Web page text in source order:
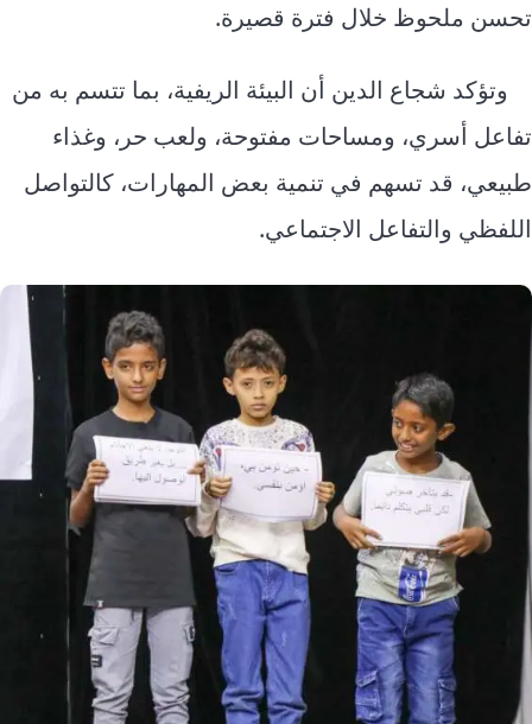
تحسن ملحوظ خلال فترة قصيرة.
وتؤكد شجاع الدين أن البيئة الريفية، بما تتسم به من
تفاعل أسري، ومساحات مفتوحة، ولعب حر، وغذاء
طبيعي، قد تسهم في تنمية بعض المهارات، كالتواصل
اللفظي والتفاعل الاجتماعي.